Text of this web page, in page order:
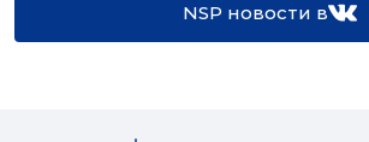
NSP новости в